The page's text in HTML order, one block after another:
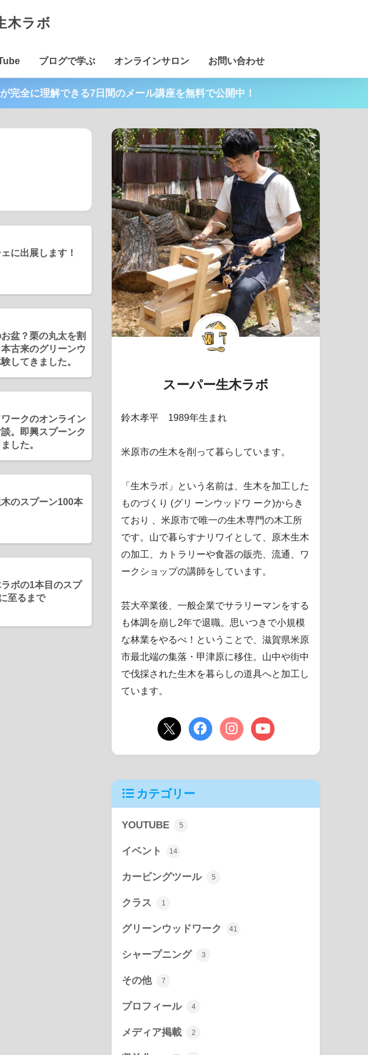
木ラボ
ブログで学ぶ オンラインサロン お問い合わせ
完全に理解できる7日間のメール講座を無料で公開中！
に出展します！
お盆？栗の丸太を割
古来のグリーンウ
してきました。
ークのオンライン
。即興スプーンク
した。
木のスプーン100本
ラボの1本目のスプ
至るまで
スーパー生木ラボ
鈴木孝平 1989年生まれ
米原市の生木を削って暮らしています。
「生木ラボ」という名前は、生木を加工した
ものづくり (グリ ーンウッドワ ーク)からき
ており 、米原市で唯一の生木専門の木工所
です。山で暮らすナリワイとして、原木生木
の加工、カトラリーや食器の販売、流通、ワ
ークショップの講師をしています。
芸大卒業後、一般企業でサラリーマンをする
も体調を崩し2年で退職。思いつきで小規模
な林業をやるべ！ということで、滋賀県米原
市最北端の集落・甲津原に移住。山中や街中
で伐採された生木を暮らしの道具へと加工し
ています。
カテゴリー
YOUTUBE 5
イベント 14
カービングツール 5
クラス 1
グリーンウッドワーク 41
シャープニング 3
その他 7
プロフィール 4
メディア掲載 2